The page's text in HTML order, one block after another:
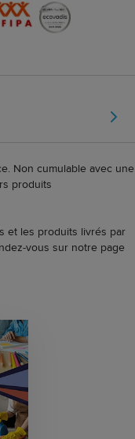
Non cumulable avec une
produits
et les produits livrés par
vous sur notre page